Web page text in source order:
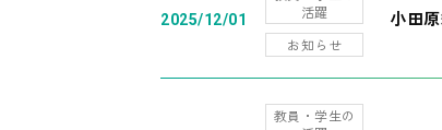
2025/12/01
活躍
お知らせ
小田
教員・学生の